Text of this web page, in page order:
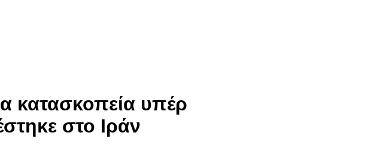
κατασκοπεία υπέρ
στο Ιράν